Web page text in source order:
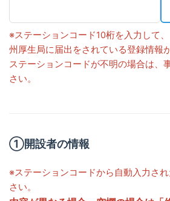
※ステーションコード10桁を入力して
州厚生局に届出をされている登録情報
ステーションコードが不明の場合は、
さい。
①開設者の情報
※ステーションコードから自動入力さ
さい。